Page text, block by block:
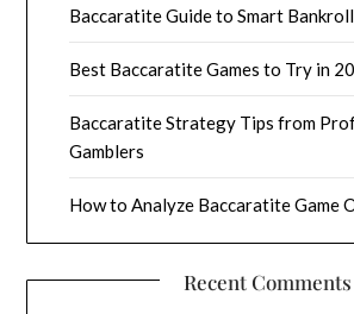
Baccaratite Guide to Smart
Best Baccaratite Games to Try in
Baccaratite Strategy Tips from
Gamblers
How to Analyze Baccaratite Game
Recent Comments